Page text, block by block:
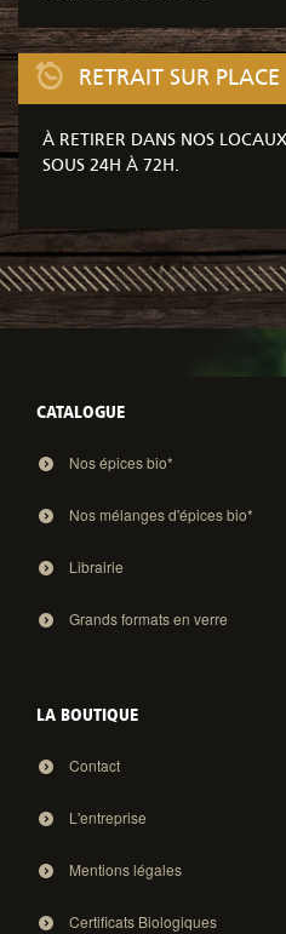
RETRAIT SUR PLACE
À RETIRER DANS NOS
SOUS 24H À 72H.
CATALOGUE
Nos épices bio*
Nos mélanges d'épices bio*
Librairie
Grands formats en verre
LA BOUTIQUE
Contact
L'entreprise
Mentions légales
Certificats Biologiques